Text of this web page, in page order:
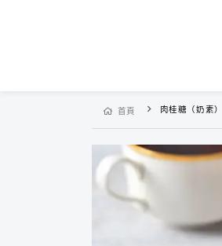
首頁 肉桂糖（奶素）